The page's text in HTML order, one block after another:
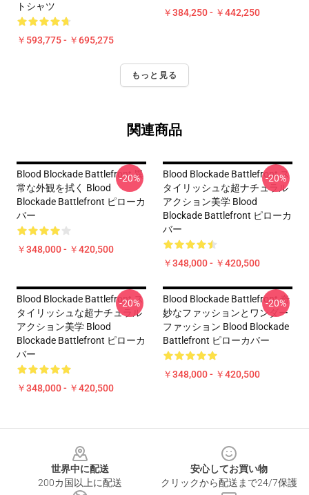
トシャツ
￥593,775 - ￥695,275
￥384,250 - ￥442,250
もっと見る
関連商品
Blood Blockade Battlefront 異
常な外観を拭く Blood
Blockade Battlefront ピローカ
バー
￥348,000 - ￥420,500
-20%
Blood Blockade Battlefront ス
タイリッシュな超ナチュラル
アクション美学 Blood
Blockade Battlefront ピローカ
バー
￥348,000 - ￥420,500
-20%
Blood Blockade Battlefront ス
タイリッシュな超ナチュラル
アクション美学 Blood
Blockade Battlefront ピローカ
バー
￥348,000 - ￥420,500
-20%
Blood Blockade Battlefront 奇
妙なファッションとワンダー
ファッション Blood Blockade
Battlefront ピローカバー
￥348,000 - ￥420,500
-20%
世界中に配送
200カ国以上に配送
安心してお買い物
クリックから配送まで24/7保護